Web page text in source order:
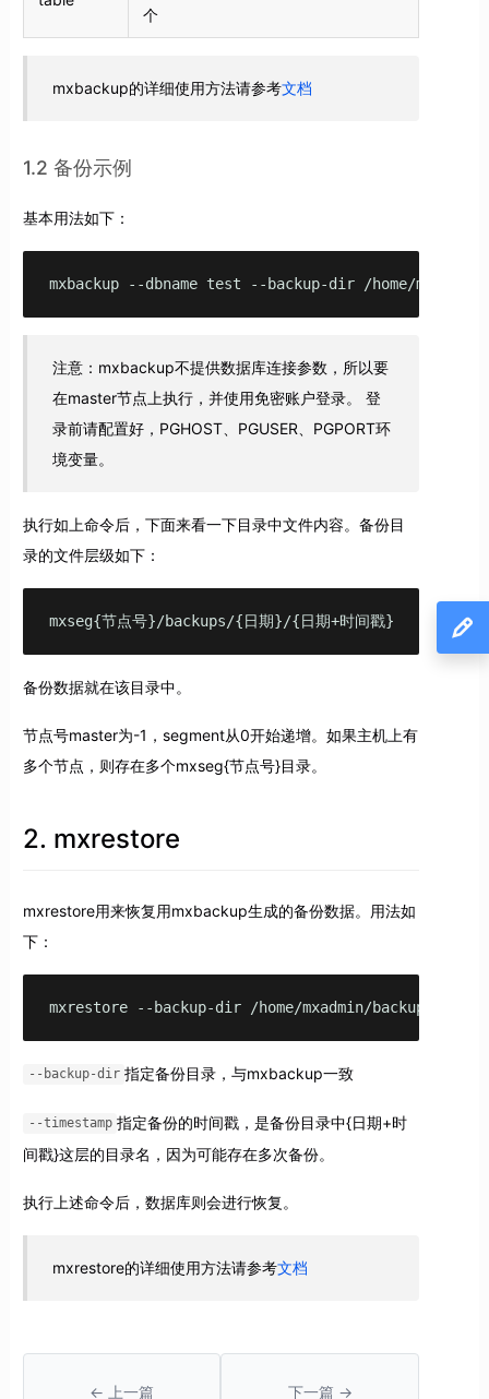
个
mxbackup的详细使用方法请参考文档
1.2 备份示例
基本用法如下：
mxbackup --dbname test --backup-dir /home/mxadmin/
注意：mxbackup不提供数据库连接参数，所以要
在master节点上执行，并使用免密账户登录。 登
录前请配置好，PGHOST、PGUSER、PGPORT环
境变量。
执行如上命令后，下面来看一下目录中文件内容。备份目
录的文件层级如下：
mxseg{节点号}/backups/{日期}/{日期+时间戳}
备份数据就在该目录中。
节点号master为-1，segment从0开始递增。如果主机上有
多个节点，则存在多个mxseg{节点号}目录。
2. mxrestore
mxrestore用来恢复用mxbackup生成的备份数据。用法如
下：
mxrestore --backup-dir /home/mxadmin/backup --
--backup-dir 指定备份目录，与mxbackup一致
--timestamp 指定备份的时间戳，是备份目录中{日期+时
间戳}这层的目录名，因为可能存在多次备份。
执行上述命令后，数据库则会进行恢复。
mxrestore的详细使用方法请参考文档
← 上一篇 下一篇 →